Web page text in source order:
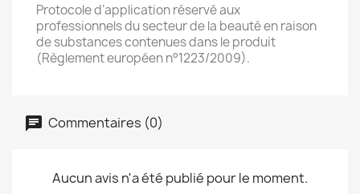
Protocole d’application réservé aux
professionnels du secteur de la beauté en raison
de substances contenues dans le produit
(Règlement européen n°1223/2009).
Commentaires (0)
Aucun avis n'a été publié pour le moment.